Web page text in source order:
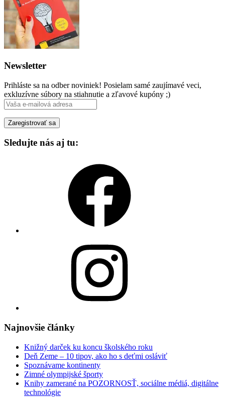
Newsletter
Prihláste sa na odber noviniek! Posielam samé zaujímavé veci,
exkluzívne súbory na stiahnutie a zľavové kupóny ;)
Sledujte nás aj tu:
Najnovšie články
Knižný darček ku koncu školského roku
Deň Zeme – 10 tipov, ako ho s deťmi osláviť
Spoznávame kontinenty
Zimné olympijské športy
Knihy zamerané na POZORNOSŤ, sociálne médiá, digitálne
technológie